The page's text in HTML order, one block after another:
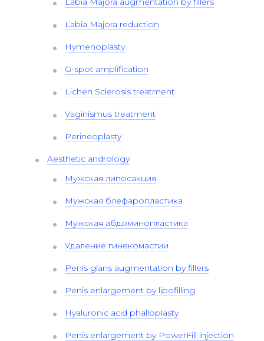
Labia Majora reduction
Hymenoplasty
G-spot amplification
Lichen Sclerosis treatment
Vaginismus treatment
Perineoplasty
Aesthetic andrology
Мужская липосакция
Мужская блефаропластика
Мужская абдоминопластика
Удаление гинекомастии
Penis glans augmentation by fillers
Penis enlargement by lipofilling
Hyaluronic acid phalloplasty
Penis enlargement by PowerFill injection